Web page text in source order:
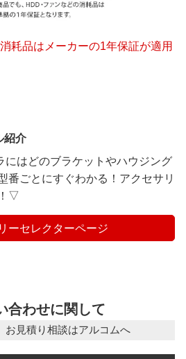
耗品はメーカーの1年保証が適用
紹介
にはどのブラケットやハウジング
番ごとにすぐわかる！アクセサリ
▽
ーセレクターページ
合わせに関して
お見積り相談はアルコムへ